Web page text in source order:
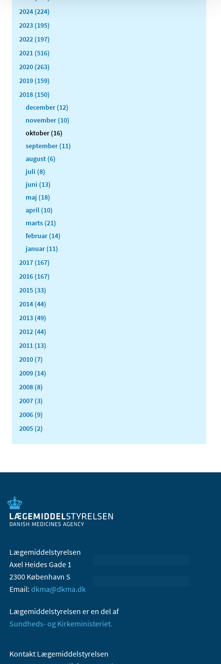
2024 (224)
2023 (195)
2022 (197)
2021 (516)
2020 (263)
2019 (159)
2018 (150)
december (12)
november (10)
oktober (16)
september (11)
august (6)
juli (8)
juni (13)
maj (18)
april (10)
marts (21)
februar (14)
januar (11)
2017 (167)
2016 (167)
2015 (33)
2014 (44)
2013 (49)
2012 (44)
2011 (13)
2010 (7)
2009 (14)
2008 (8)
2007 (3)
2006 (9)
2005 (2)
Lægemiddelstyrelsen
Axel Heides Gade 1
2300 København S
Email: dkma@dkma.dk
Lægemiddelstyrelsen er en del af
Sundheds- og Kirkeministeriet.
Kontakt Lægemiddelstyrelsen